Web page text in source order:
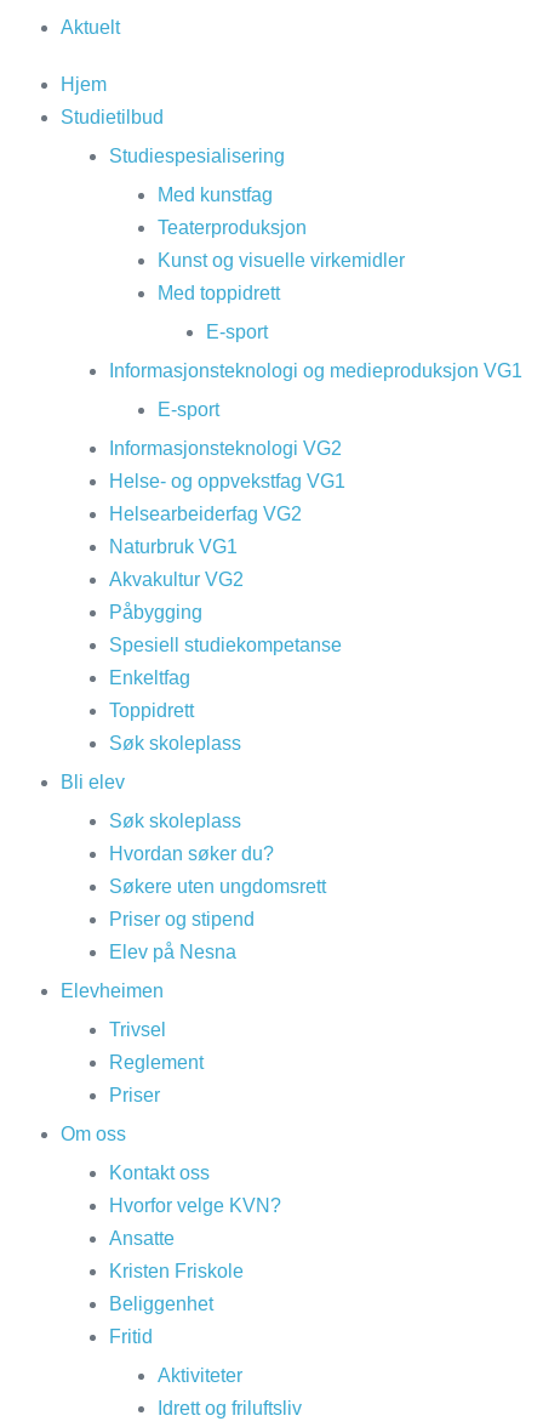
Aktuelt
Hjem
Studietilbud
Studiespesialisering
Med kunstfag
Teaterproduksjon
Kunst og visuelle virkemidler
Med toppidrett
E-sport
Informasjonsteknologi og medieproduksjon VG1
E-sport
Informasjonsteknologi VG2
Helse- og oppvekstfag VG1
Helsearbeiderfag VG2
Naturbruk VG1
Akvakultur VG2
Påbygging
Spesiell studiekompetanse
Enkeltfag
Toppidrett
Søk skoleplass
Bli elev
Søk skoleplass
Hvordan søker du?
Søkere uten ungdomsrett
Priser og stipend
Elev på Nesna
Elevheimen
Trivsel
Reglement
Priser
Om oss
Kontakt oss
Hvorfor velge KVN?
Ansatte
Kristen Friskole
Beliggenhet
Fritid
Aktiviteter
Idrett og friluftsliv